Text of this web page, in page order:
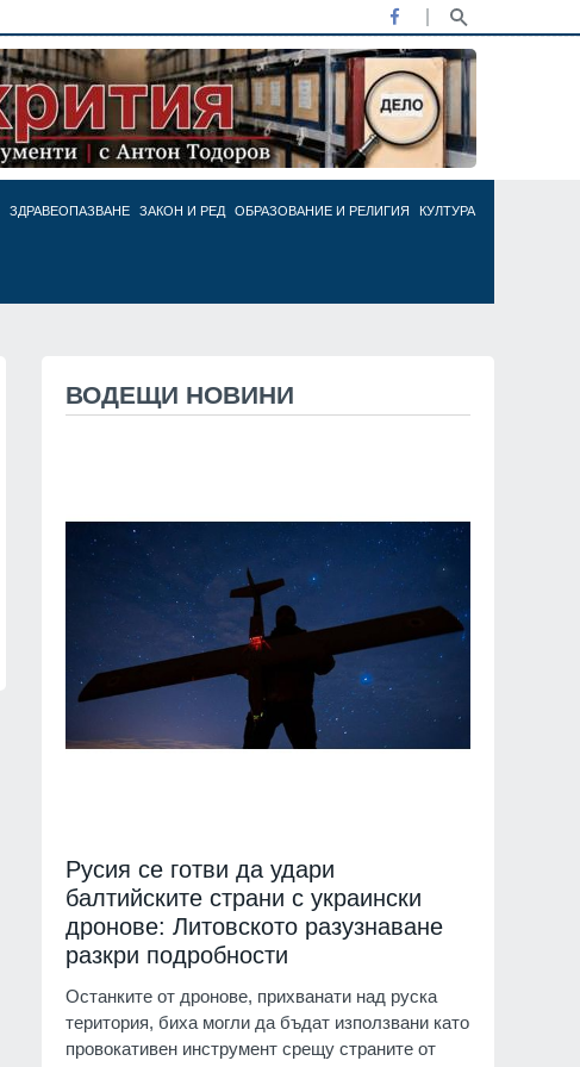
ЗДРАВЕОПАЗВАНЕ ЗАКОН И РЕД ОБРАЗОВАНИЕ И РЕЛИГИЯ КУЛТУРА
ВОДЕЩИ НОВИНИ
Русия се готви да удари
балтийските страни с украински
дронове: Литовското разузнаване
разкри подробности
Останките от дронове, прихванати над руска
територия, биха могли да бъдат използвани като
провокативен инструмент срещу страните от